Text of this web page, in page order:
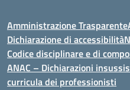
Amministrazione Trasparente
Dichiarazione di accessibilità
Codice disciplinare e di
ANAC – Dichiarazioni
curricula dei professionisti